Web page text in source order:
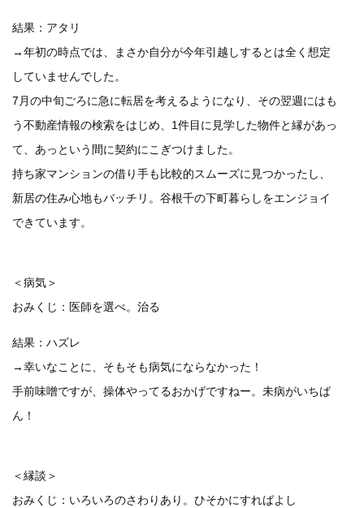
結果：アタリ
→年初の時点では、まさか自分が今年引越しするとは全く想定
していませんでした。
7月の中旬ごろに急に転居を考えるようになり、その翌週にはも
う不動産情報の検索をはじめ、1件目に見学した物件と縁があっ
て、あっという間に契約にこぎつけました。
持ち家マンションの借り手も比較的スムーズに見つかったし、
新居の住み心地もバッチリ。谷根千の下町暮らしをエンジョイ
できています。
＜病気＞
おみくじ：医師を選べ。治る
結果：ハズレ
→幸いなことに、そもそも病気にならなかった！
手前味噌ですが、操体やってるおかげですねー。未病がいちば
ん！
＜縁談＞
おみくじ：いろいろのさわりあり。ひそかにすればよし